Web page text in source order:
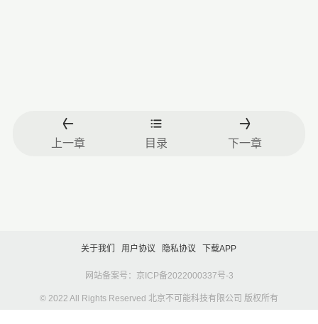
上一章 目录 下一章
关于我们 用户协议 隐私协议 下载APP
网站备案号：京ICP备2022000337号-3
© 2022 All Rights Reserved 北京不可能科技有限公司 版权所有